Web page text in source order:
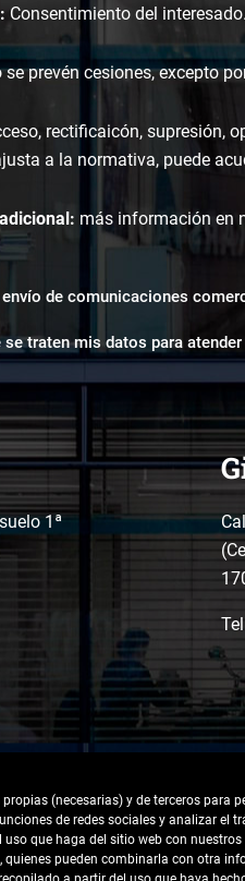
(necesarias) y de terceros para
de redes sociales y analizar el
que haga del sitio web con nuestros
quienes pueden combinarla con otra
Consentimiento del interesado.
prevén cesiones, excepto
rectificaicón, supresión,
a la normativa, puede
más información en
de comunicaciones
se traten mis datos para
1ª